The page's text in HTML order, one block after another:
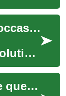
à l...Acheter une voiture d'occasion : astuces et économies
le
Guide d'achat : Tout ce que vous devez savoir sur les voitures d'occasion